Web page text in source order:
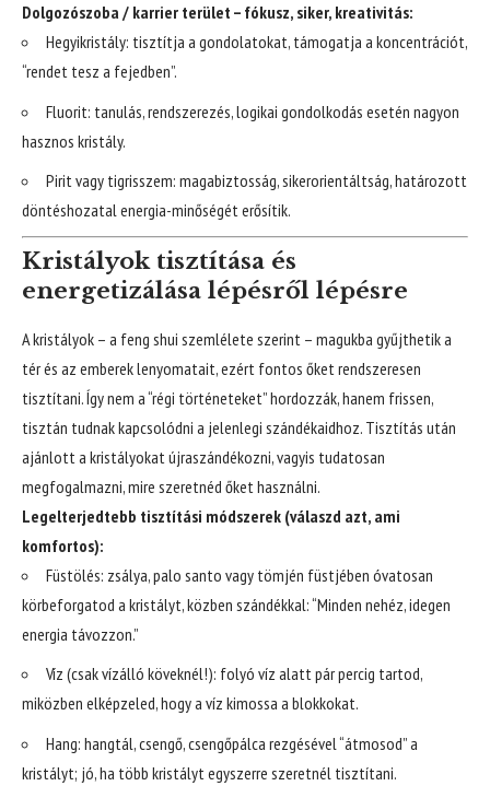
Dolgozószoba / karrier terület – fókusz, siker, kreativitás:
Hegyikristály: tisztítja a gondolatokat, támogatja a koncentrációt,
“rendet tesz a fejedben”.
Fluorit: tanulás, rendszerezés, logikai gondolkodás esetén nagyon
hasznos kristály.
Pirit vagy tigrisszem: magabiztosság, sikerorientáltság, határozott
döntéshozatal energia-minőségét erősítik.
Kristályok tisztítása és
energetizálása lépésről lépésre
A kristályok – a feng shui szemlélete szerint – magukba gyűjthetik a
tér és az emberek lenyomatait, ezért fontos őket rendszeresen
tisztítani. Így nem a “régi történeteket” hordozzák, hanem frissen,
tisztán tudnak kapcsolódni a jelenlegi szándékaidhoz. Tisztítás után
ajánlott a kristályokat újraszándékozni, vagyis tudatosan
megfogalmazni, mire szeretnéd őket használni.
Legelterjedtebb tisztítási módszerek (válaszd azt, ami
komfortos):
Füstölés: zsálya, palo santo vagy tömjén füstjében óvatosan
körbeforgatod a kristályt, közben szándékkal: “Minden nehéz, idegen
energia távozzon.”
Víz (csak vízálló köveknél!): folyó víz alatt pár percig tartod,
miközben elképzeled, hogy a víz kimossa a blokkokat.
Hang: hangtál, csengő, csengőpálca rezgésével “átmosod” a
kristályt; jó, ha több kristályt egyszerre szeretnél tisztítani.